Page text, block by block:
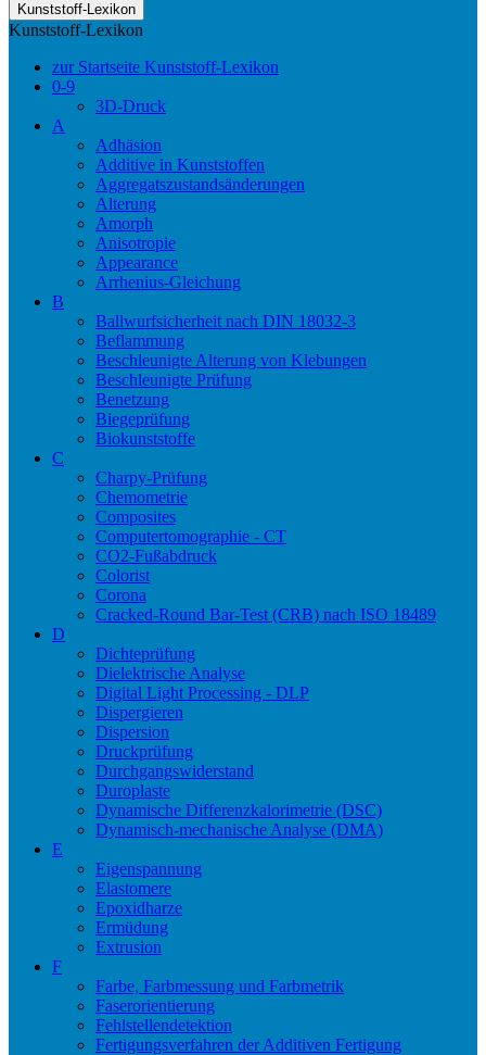
Kunststoff-Lexikon
Kunststoff-Lexikon
zur Startseite Kunststoff-Lexikon
0-9
3D-Druck
A
Adhäsion
Additive in Kunststoffen
Aggregatszustandsänderungen
Alterung
Amorph
Anisotropie
Appearance
Arrhenius-Gleichung
B
Ballwurfsicherheit nach DIN 18032-3
Beflammung
Beschleunigte Alterung von Klebungen
Beschleunigte Prüfung
Benetzung
Biegeprüfung
Biokunststoffe
C
Charpy-Prüfung
Chemometrie
Composites
Computertomographie - CT
CO2-Fußabdruck
Colorist
Corona
Cracked-Round Bar-Test (CRB) nach ISO 18489
D
Dichteprüfung
Dielektrische Analyse
Digital Light Processing - DLP
Dispergieren
Dispersion
Druckprüfung
Durchgangswiderstand
Duroplaste
Dynamische Differenzkalorimetrie (DSC)
Dynamisch-mechanische Analyse (DMA)
E
Eigenspannung
Elastomere
Epoxidharze
Ermüdung
Extrusion
F
Farbe, Farbmessung und Farbmetrik
Faserorientierung
Fehlstellendetektion
Fertigungsverfahren der Additiven Fertigung